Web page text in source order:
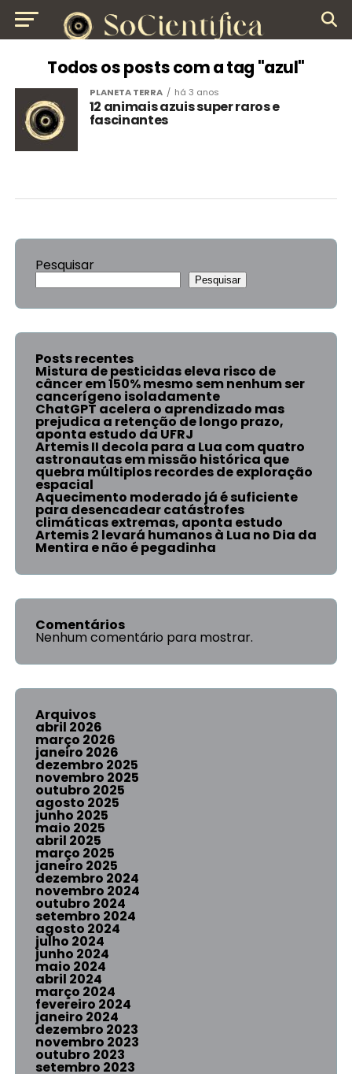
Todos os posts com a tag "azul"
PLANETA TERRA há 3 anos
12 animais azuis super raros e
fascinantes
Pesquisar
Pesquisar
Posts recentes
Mistura de pesticidas eleva risco de
câncer em 150% mesmo sem nenhum ser
cancerígeno isoladamente
ChatGPT acelera o aprendizado mas
prejudica a retenção de longo prazo,
aponta estudo da UFRJ
Artemis II decola para a Lua com quatro
astronautas em missão histórica que
quebra múltiplos recordes de exploração
espacial
Aquecimento moderado já é suficiente
para desencadear catástrofes
climáticas extremas, aponta estudo
Artemis 2 levará humanos à Lua no Dia da
Mentira e não é pegadinha
Comentários
Nenhum comentário para mostrar.
Arquivos
abril 2026
março 2026
janeiro 2026
dezembro 2025
novembro 2025
outubro 2025
agosto 2025
junho 2025
maio 2025
abril 2025
março 2025
janeiro 2025
dezembro 2024
novembro 2024
outubro 2024
setembro 2024
agosto 2024
julho 2024
junho 2024
maio 2024
abril 2024
março 2024
fevereiro 2024
janeiro 2024
dezembro 2023
novembro 2023
outubro 2023
setembro 2023